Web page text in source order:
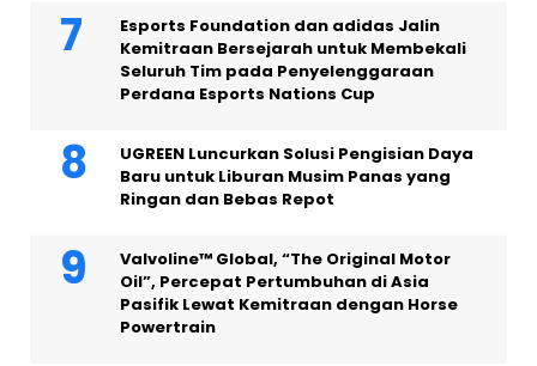
Esports Foundation dan adidas Jalin
Kemitraan Bersejarah untuk Membekali
Seluruh Tim pada Penyelenggaraan
Perdana Esports Nations Cup
UGREEN Luncurkan Solusi Pengisian Daya
Baru untuk Liburan Musim Panas yang
Ringan dan Bebas Repot
Valvoline™ Global, “The Original Motor
Oil”, Percepat Pertumbuhan di Asia
Pasifik Lewat Kemitraan dengan Horse
Powertrain